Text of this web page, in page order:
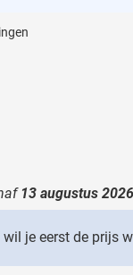
submenu voor
submenu voor
submenu voor
13 augustus 2026
je eerst de prijs